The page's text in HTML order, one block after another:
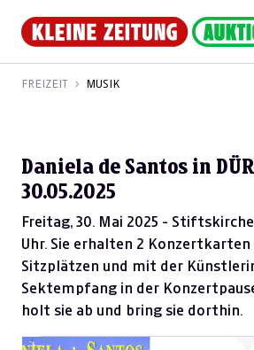
FREIZEIT MUSIK
Daniela de Santos in
30.05.2025
Freitag, 30. Mai 2025 -
Uhr. Sie erhalten 2
Sitzplätzen und mit der
Sektempfang in der
holt sie ab und bring sie dorthin.